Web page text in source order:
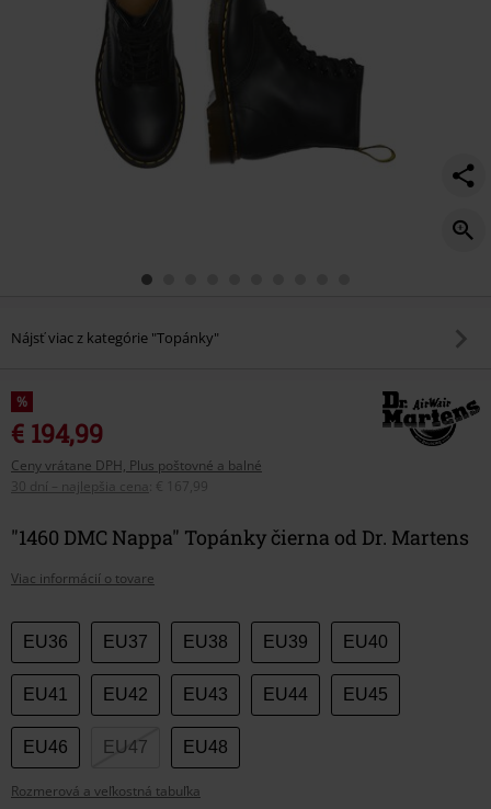
Nájsť viac z kategórie "Topánky"
%
€ 194,99
Ceny vrátane DPH, Plus poštovné a balné
30 dní – najlepšia cena
€ 167,99
"1460 DMC Nappa" Topánky čierna od Dr. Martens
Viac informácií o tovare
Vyberte
si
veľkosť
EU36 EU37 EU38 EU39 EU40
EU41 EU42 EU43 EU44 EU45
EU46 EU47 EU48
Rozmerová a veľkostná tabuľka